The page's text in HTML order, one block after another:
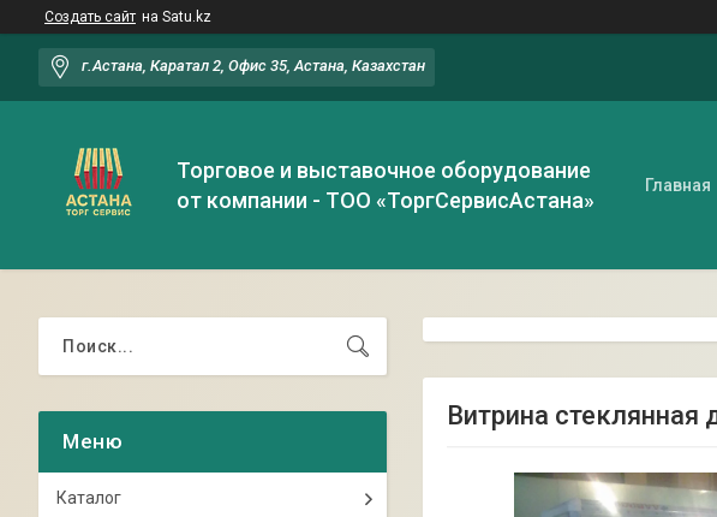
Создать сайт на Satu.kz
г.Астана, Каратал 2, Офис 35, Астана, Казахстан
Торговое и выставочное оборудование
от компании - ТОО «ТоргСервисАстана»
Главная
Витрина стеклянная
Каталог